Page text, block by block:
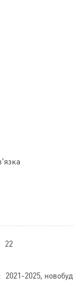
22
2021-2025, новобуд